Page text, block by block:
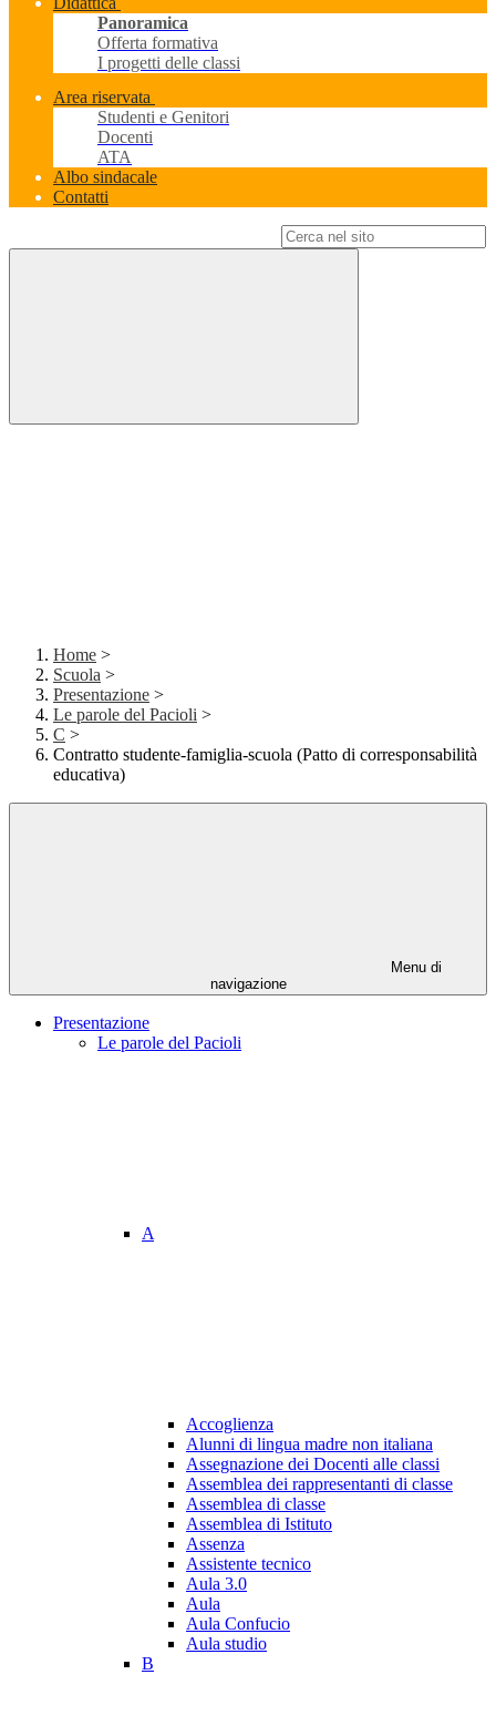
Panoramica
Offerta formativa
I progetti delle classi
Area riservata
Studenti e Genitori
Docenti
ATA
Albo sindacale
Contatti
Home >
Scuola >
Presentazione >
Le parole del Pacioli >
C >
Contratto studente-famiglia-scuola (Patto di corresponsabilità
educativa)
Menu di
navigazione
Presentazione
Le parole del Pacioli
A
Accoglienza
Alunni di lingua madre non italiana
Assegnazione dei Docenti alle classi
Assemblea dei rappresentanti di classe
Assemblea di classe
Assemblea di Istituto
Assenza
Assistente tecnico
Aula 3.0
Aula
Aula Confucio
Aula studio
B